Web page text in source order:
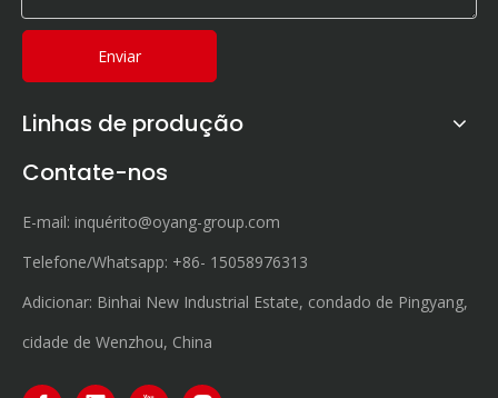
Enviar
Linhas de produção
Contate-nos
E-mail: inquérito@oyang-group.com
Telefone/Whatsapp: +86- 15058976313
Adicionar: Binhai New Industrial Estate, condado de Pingyang,
cidade de Wenzhou, China